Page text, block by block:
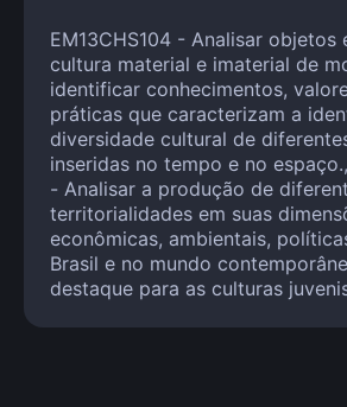
EM13CHS104 - Analisar objetos
cultura material e imaterial de
identificar conhecimentos,
práticas que caracterizam a
diversidade cultural de
inseridas no tempo e no
- Analisar a produção de
territorialidades em suas
econômicas, ambientais,
Brasil e no mundo
destaque para as culturas